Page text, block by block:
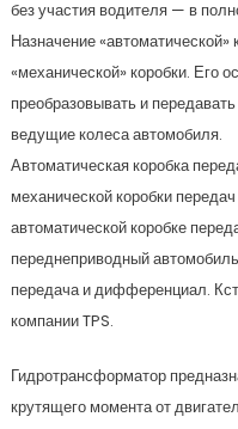
без участия водителя — в
Назначение «автоматической»
«механической» коробки. Его
преобразовывать и
ведущие колеса автомобиля.
Автоматическая коробка
механической коробки
автоматической коробке
переднеприводный
передача и дифференциал.
компании TPS.
Гидротрансформатор
крутящего момента от